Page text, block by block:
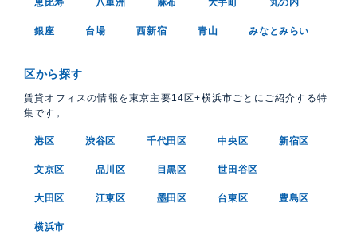
恵比寿 八重洲 麻布 大手町 丸の内
銀座 台場 西新宿 青山 みなとみらい
区から探す
賃貸オフィスの情報を東京主要14区+横浜市ごとにご紹介する特
集です。
港区 渋谷区 千代田区 中央区 新宿区
文京区 品川区 目黒区 世田谷区
大田区 江東区 墨田区 台東区 豊島区
横浜市